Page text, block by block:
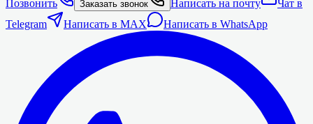
Позвонить Заказать звонок Написать на почту
Чат в
Telegram
Написать в MAX Написать в WhatsApp